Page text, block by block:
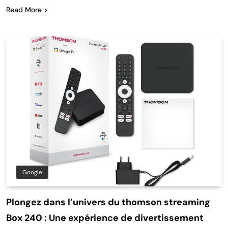
Read More
Google
Plongez dans l’univers du thomson streaming
Box 240 : Une expérience de divertissement